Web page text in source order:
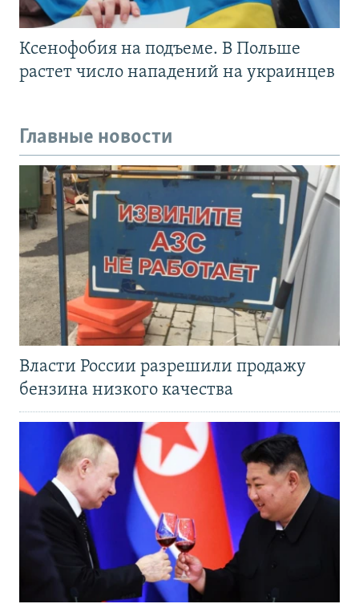
Ксенофобия на подъеме. В Польше
растет число нападений на украинцев
Главные новости
Власти России разрешили продажу
бензина низкого качества